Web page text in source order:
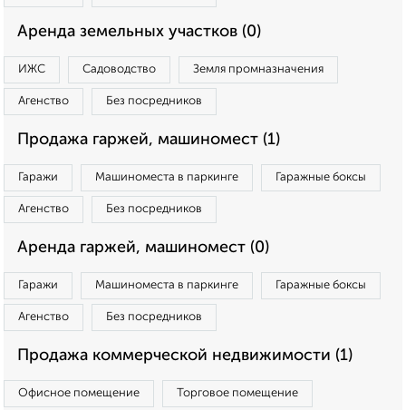
Аренда земельных участков (0)
ИЖС Садоводство Земля промназначения
Агенство Без посредников
Продажа гаржей, машиномест (1)
Гаражи Машиноместа в паркинге Гаражные боксы
Агенство Без посредников
Аренда гаржей, машиномест (0)
Гаражи Машиноместа в паркинге Гаражные боксы
Агенство Без посредников
Продажа коммерческой недвижимости (1)
Офисное помещение Торговое помещение